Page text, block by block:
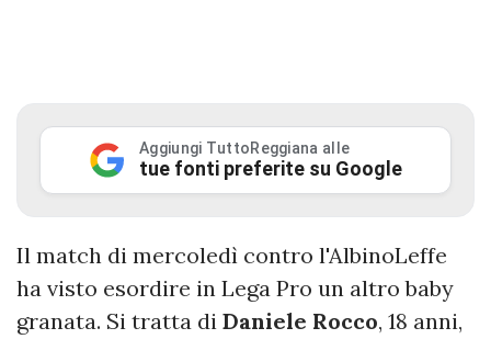
Aggiungi TuttoReggiana alle
tue fonti preferite su Google
Il match di mercoledì contro l'AlbinoLeffe
ha visto esordire in Lega Pro un altro baby
granata. Si tratta di Daniele Rocco, 18 anni,